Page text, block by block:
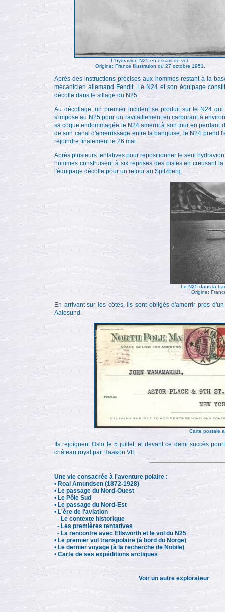
L'hydravion N25 en essais de vol.
Origine: France Illustration du 27 octobre 1951.
Après des instructions précises aux hommes restant à la
mécanicien allemand Fendit. Le N24 et son équipage
décolle dans le sillage du N25.
Au décollage, un premier incident se produit sur le N24
s'impose au N25 pour un ravitaillement en carburant à
sa coque endommagée le N24 amerrit à son tour en perdant
de son canal d'amerrissage entre la banquise, le N24 prend
rejoindre finalement le 26 mai.
Après plusieurs tentatives pour repositionner le seul
hommes construisent à six reprises des pistes en creusant
l'équipage décolle pour un retour au Spitzberg.
Le N25 dans la
Origine:
En arrivant sur les côtes, ils sont obligés d'amerrir près
Aalesund.
Carte postale
Ils rejoignent Oslo le 5 juillet, et devant ce demi succès
château royal par Haakon VII.
Une vie consacrée à l'aventure polaire :
• Roal Amundsen (1872-1928)
• Le passage du Nord-Ouest
• Le Pôle Sud
• Le passage du Nord-Est
• L'ère de l'aviation
- Le contexte historique
- Les premières tentatives
- La rencontre avec Ellsworth et le vol du N25
• Le premier vol transpolaire (à bord du Norge)
• Le dernier voyage (à la recherche de Nobile)
• Carte de ses expéditions arctiques
Voir un autre explorateur